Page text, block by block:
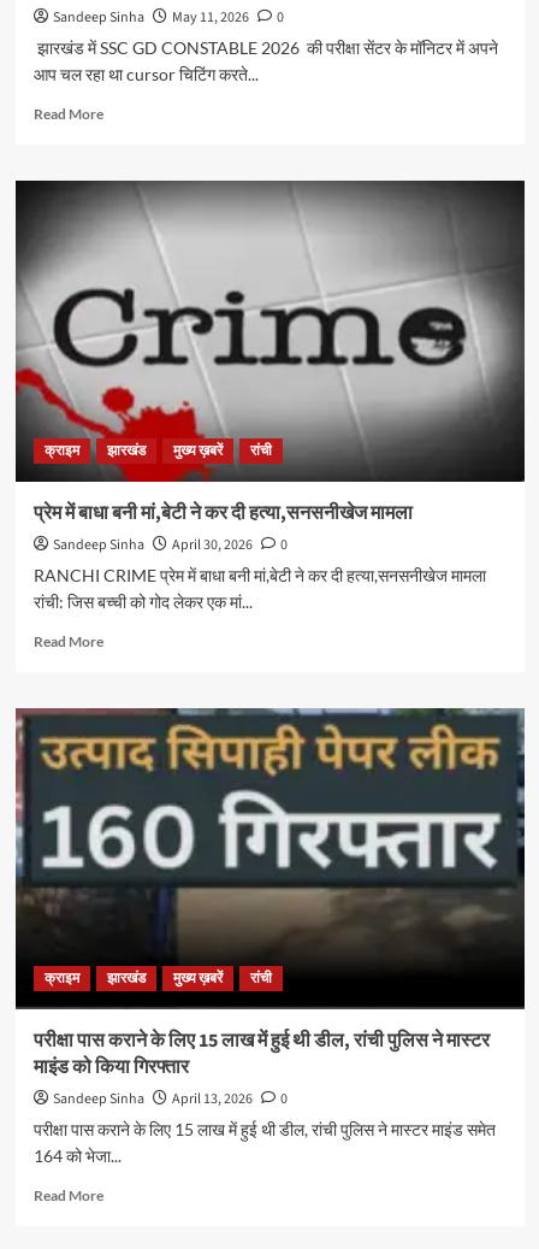
रोक
Sandeep Sinha May 11, 2026
0
झारखंड में SSC GD CONSTABLE 2026 की परीक्षा सेंटर के मॉनिटर में अपने
आप चल रहा था cursor चिटिंग करते...
Read MoreRead
झारखंड
SSC
CONSTABLE
2026
परीक्षा
सेंटर
के
मॉनिटर
में
अपने
आप
रहा
था
cursor
क्राइम झारखंड मुख्य ख़बरें रांची
प्रेम में बाधा बनी मां,बेटी ने कर दी हत्या,सनसनीखेज मामला
Sandeep Sinha April 30, 2026
0
RANCHI CRIME प्रेम में बाधा बनी मां,बेटी ने कर दी हत्या,सनसनीखेज मामला
रांची: जिस बच्ची को गोद लेकर एक मां...
Read MoreRead
प्रेम
बाधा
बनी
ने
कर
दी
हत्या,सनसनीखेज
क्राइम झारखंड मुख्य ख़बरें रांची
परीक्षा पास कराने के लिए 15 लाख में हुई थी डील, रांची पुलिस ने मास्टर
माइंड को किया गिरफ्तार
Sandeep Sinha April 13, 2026
0
परीक्षा पास कराने के लिए 15 लाख में हुई थी डील, रांची पुलिस ने मास्टर माइंड समेत
164 को भेजा...
Read MoreRead